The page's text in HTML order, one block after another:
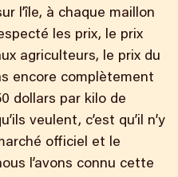
l’île, à chaque maillon
les prix, le prix
agriculteurs, le prix du
encore complètement
dollars par kilo de
veulent, c’est qu’il n’y
officiel et le
l’avons connu cette